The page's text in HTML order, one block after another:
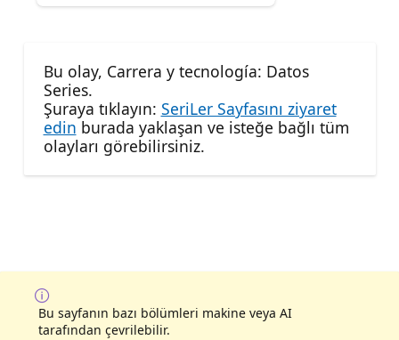
Bu olay, Carrera y tecnología: Datos
Series.
Şuraya tıklayın: SeriLer Sayfasını ziyaret
edin burada yaklaşan ve isteğe bağlı tüm
olayları görebilirsiniz.
Bu sayfanın bazı bölümleri makine veya AI
tarafından çevrilebilir.